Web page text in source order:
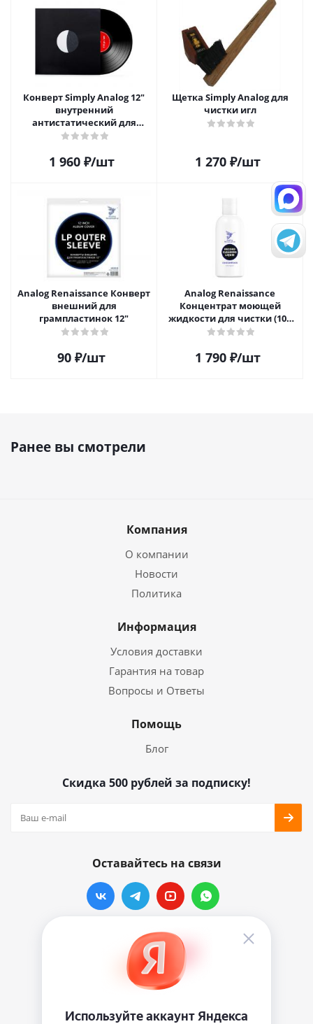
Конверт Simply Analog 12"
внутренний
антистатический для
пластинок (25 шт)
1 960₽/шт
Щетка Simply Analog для
чистки игл
1 270₽/шт
Analog Renaissance Конверт
внешний для
грампластинок 12"
90 ₽/шт
Analog Renaissance
Концентрат моющей
жидкости для чистки (100
мл)
1 790₽/шт
Ранее вы смотрели
Компания
О компании
Новости
Политика
Информация
Условия доставки
Гарантия на товар
Вопросы и Ответы
Помощь
Блог
Скидка 500 рублей за подписку!
Оставайтесь на связи
Наши контакты
info@vinylmarkt.ru